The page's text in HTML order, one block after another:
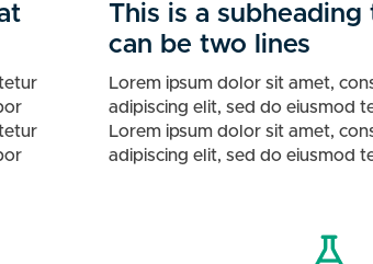
This is a subheading
can be two lines
Lorem ipsum dolor sit amet,
adipiscing elit, sed do eiusmod
Lorem ipsum dolor sit amet,
adipiscing elit, sed do eiusmod